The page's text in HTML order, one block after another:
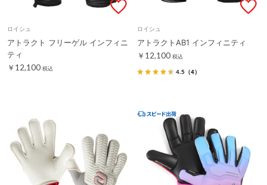
ロイシュ
アトラクト フリーゲル インフィニ
ティ
￥12,100 税込
ロイシュ
アトラクトAB1 インフィニティ
￥12,100 税込
4.5 （4）